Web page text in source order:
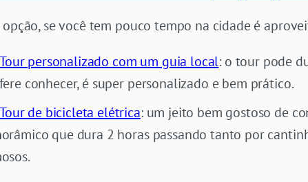
se você tem pouco tempo na cidade é
Tour personalizado com um guia local: o tour pode
conhecer, é super personalizado e bem prático.
Tour de bicicleta elétrica: um jeito bem gostoso de
que dura 2 horas passando tanto por